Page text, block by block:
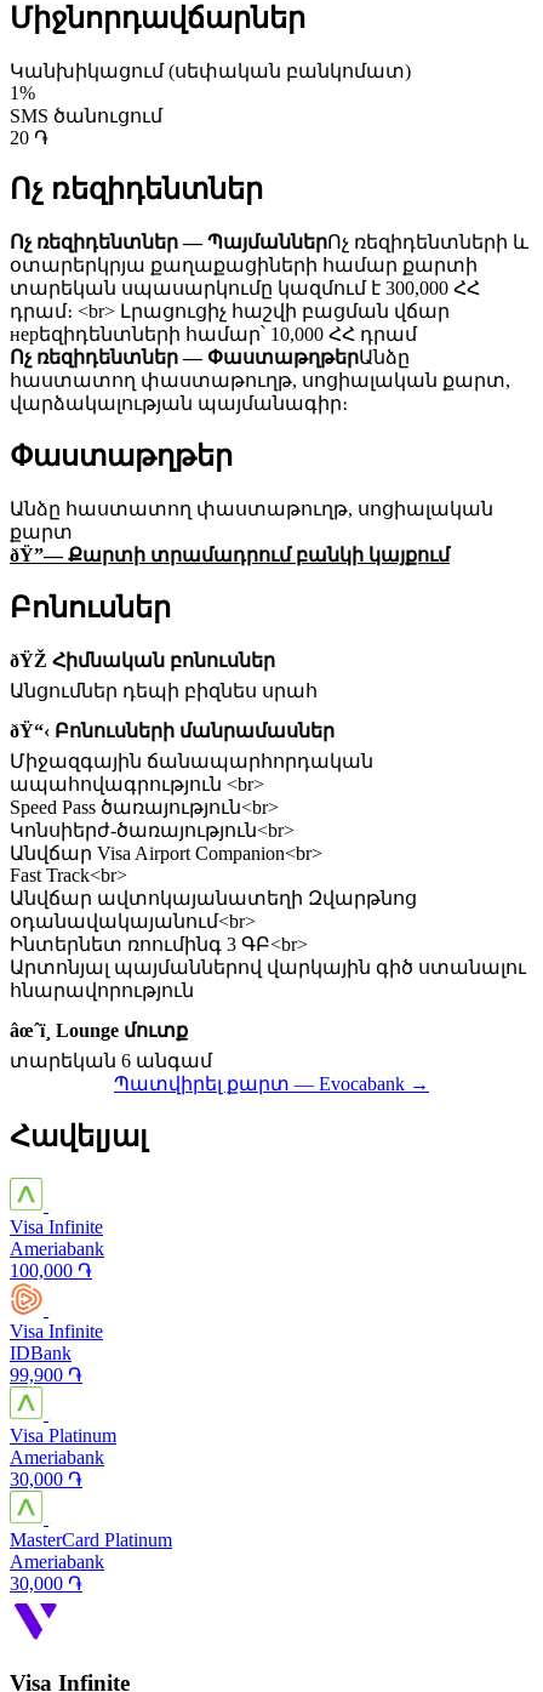
Միջնորդավճարներ
Կանխիկացում (սեփական բանկոմատ)
1%
SMS ծանուցում
20 ֏
Ոչ ռեզիդենտներ
Ոչ ռեզիդենտներ — ՊայմաններՈչ ռեզիդենտների և
օտարերկրյա քաղաքացիների համար քարտի
տարեկան սպասարկումը կազմում է 300,000 ՀՀ
դրամ։ <br> Լրացուցիչ հաշվի բացման վճար
нерեզիդենտների համար՝ 10,000 ՀՀ դրամ
Ոչ ռեզիդենտներ — ՓաստաթղթերԱնձը
հաստատող փաստաթուղթ, սոցիալական քարտ,
վարձակալության պայմանագիր։
Փաստաթղթեր
Անձը հաստատող փաստաթուղթ, սոցիալական
քարտ
ðŸ”— Քարտի տրամադրում բանկի կայքում
Բոնուսներ
ðŸŽ Հիմնական բոնուսներ
Անցումներ դեպի բիզնես սրահ
ðŸ“‹ Բոնուսների մանրամասներ
Միջազգային ճանապարհորդական
ապահովագրություն <br>
Speed Pass ծառայություն<br>
Կոնսիերժ-ծառայություն<br>
Անվճար Visa Airport Companion<br>
Fast Track<br>
Անվճար ավտոկայանատեղի Զվարթնոց
օդանավակայանում<br>
Ինտերնետ ռոումինգ 3 ԳԲ<br>
Արտոնյալ պայմաններով վարկային գիծ ստանալու
հնարավորություն
âœˆï¸ Lounge մուտք
տարեկան 6 անգամ
Պատվիրել քարտ — Evocabank →
Հավելյալ
Visa Infinite
Ameriabank
100,000 ֏
Visa Infinite
IDBank
99,900 ֏
Visa Platinum
Ameriabank
30,000 ֏
MasterCard Platinum
Ameriabank
30,000 ֏
Visa Infinite